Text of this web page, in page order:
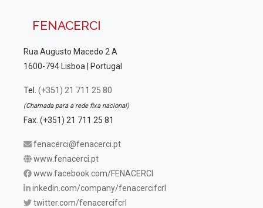
FENACERCI
Rua Augusto Macedo 2 A
1600-794 Lisboa | Portugal
Tel. (+351) 21 711 25 80
(Chamada para a rede fixa nacional)
Fax. (+351) 21 711 25 81
fenacerci@fenacerci.pt
www.fenacerci.pt
www.facebook.com/FENACERCI
inkedin.com/company/fenacercifcrl
twitter.com/fenacercifcrl